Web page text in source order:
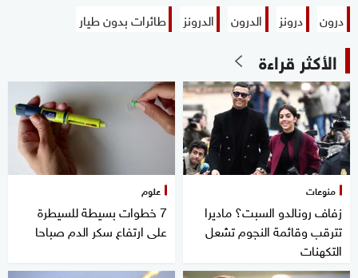
درون درونز الدرون الدرونز طائرات بدون طيار
الأكثر قراءة
منوعات
زفاف رونالدو السبت؟ ماديرا
تترقب وقائمة النجوم تشعل
التكهنات
علوم
7 خطوات بسيطة للسيطرة
على ارتفاع سكر الدم صباحا